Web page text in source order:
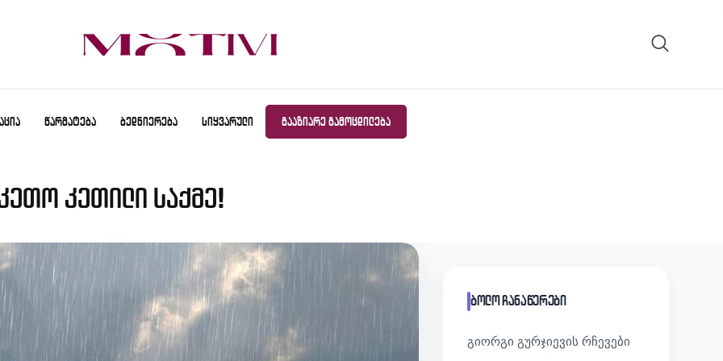
ᲬᲐᲠᲛᲐᲢᲔᲑᲐ ᲑᲔᲓᲜᲘᲔᲠᲔᲑᲐ ᲡᲘᲧᲕᲐᲠᲣᲚᲘ ᲒᲐᲐᲖᲘᲐᲠᲔ ᲒᲐᲛᲝᲪᲓᲘᲚᲔᲑᲐ
კეთილი საქმე!
ბოლო ჩანაწერები
გიორგი გურჯიევის რჩევები